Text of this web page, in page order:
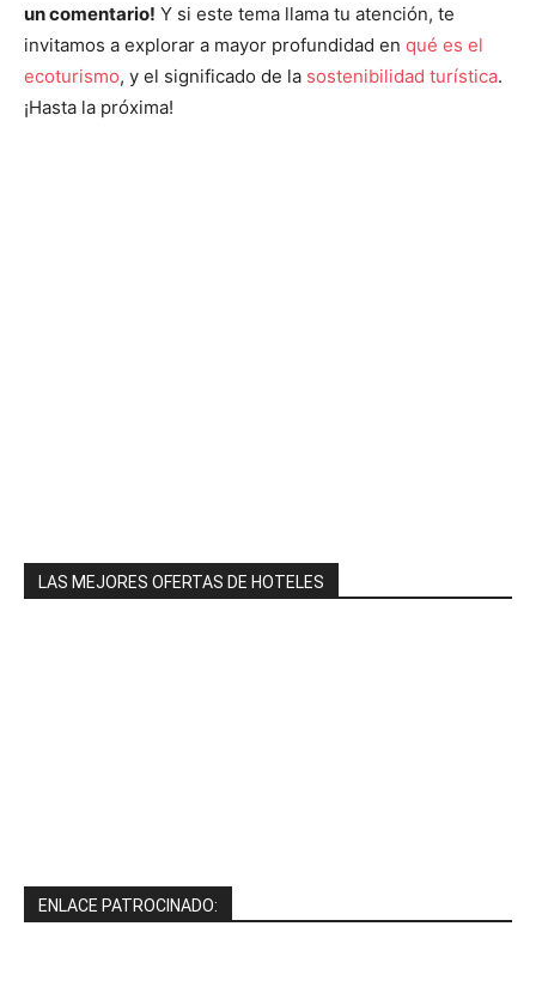
un comentario! Y si este tema llama tu atención, te
invitamos a explorar a mayor profundidad en qué es el
ecoturismo, y el significado de la sostenibilidad turística.
¡Hasta la próxima!
LAS MEJORES OFERTAS DE HOTELES
ENLACE PATROCINADO: